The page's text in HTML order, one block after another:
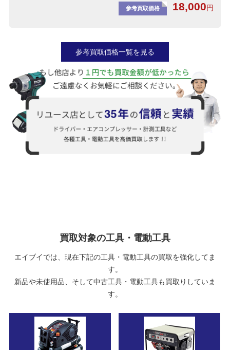
参考買取価格 18,000円
参考買取価格一覧を見る
買取対象の工具・電動工具
エイブイでは、現在下記の工具・電動工具の買取を強化してま
す。
新品や未使用品、そして中古工具・電動工具も買取りしていま
す。